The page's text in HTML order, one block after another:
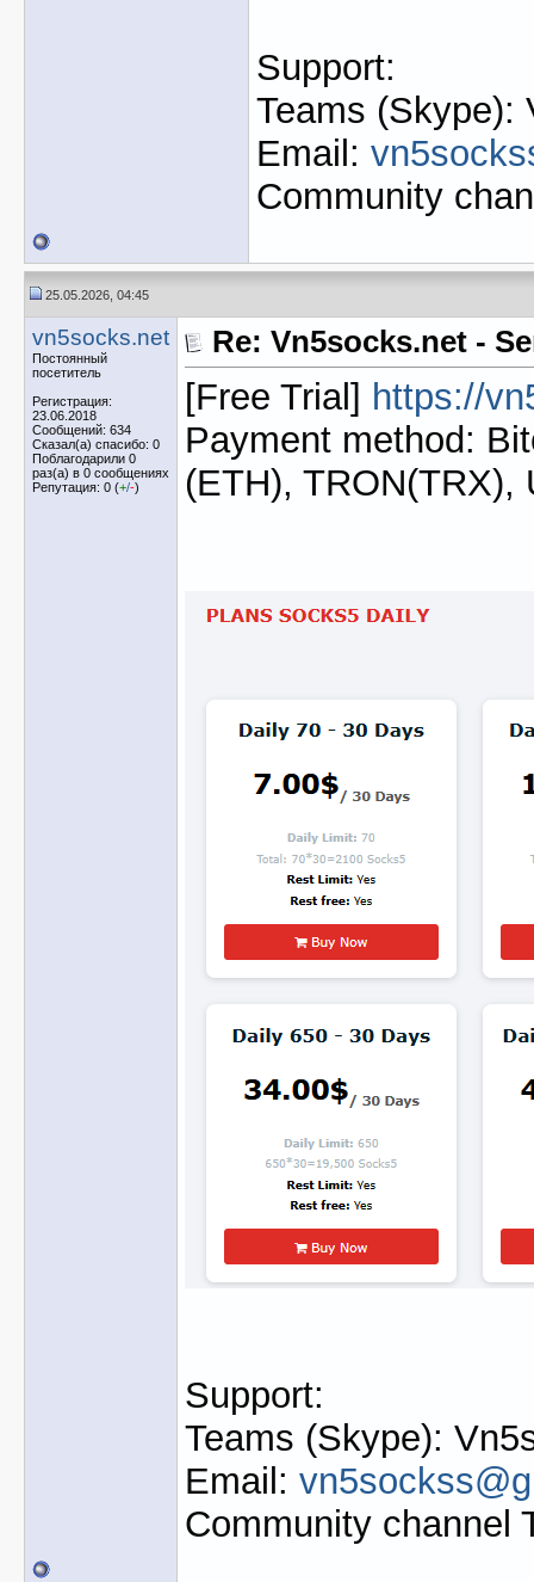
Support:
Teams (Skype):
Email:
Community
25.05.2026, 04:45
vn5socks.net
Постоянный
посетитель
Регистрация:
23.06.2018
Сообщений: 634
Сказал(а) спасибо: 0
Поблагодарили 0
раз(а) в 0 сообщениях
Репутация: 0 (+/-)
Re: Vn5socks.net -
[Free Trial] https://
Payment method:
(ETH), TRON(TRX),
Support:
Teams (Skype):
Email:
Community channel